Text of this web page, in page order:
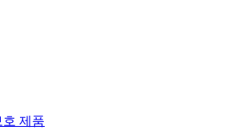
호 제품